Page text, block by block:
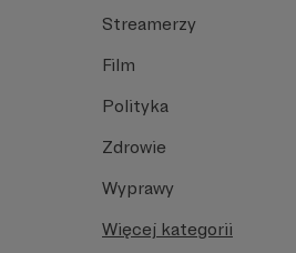
Streamerzy
Film
Polityka
Zdrowie
Wyprawy
Więcej kategorii